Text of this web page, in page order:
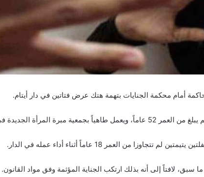
أمام محكمة الجنايات بتهمة هتك عرض فتاتين في دار أيتام.
مبرة المرأة الجديدة في القاهرة.
من العمر 18 عاماً أثناء أداء عمله في الدار.
سبق، لافتاً إلى أنه بذلك ارتكب الجناية المؤثمة وفق مواد القانون.